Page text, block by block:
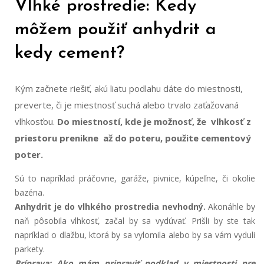
Vlhké prostredie: Kedy
môžem použiť anhydrit a
kedy cement?
Kým začnete riešiť, akú liatu podlahu dáte do miestnosti,
preverte, či je miestnosť suchá alebo trvalo zaťažovaná
vlhkosťou. Do miestností, kde je možnosť, že vlhkosť z
priestoru prenikne až do poteru, použite cementový
poter.
Sú to napríklad práčovne, garáže, pivnice, kúpeľne, či okolie
bazéna.
Anhydrit je do vlhkého prostredia nevhodný. Akonáhle by
naň pôsobila vlhkosť, začal by sa vydúvať. Prišli by ste tak
napríklad o dlažbu, ktorá by sa vylomila alebo by sa vám vyduli
parkety.